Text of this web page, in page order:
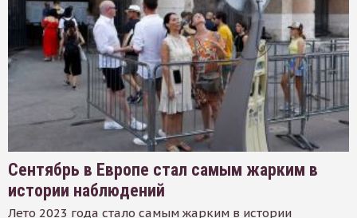
Сентябрь в Европе стал самым жарким в
истории наблюдений
Лето 2023 года стало самым жарким в истории